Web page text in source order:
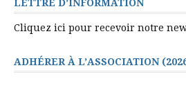
LETTRE D’INFORMATION
Cliquez ici pour recevoir notre
ADHÉRER À L’ASSOCIATION